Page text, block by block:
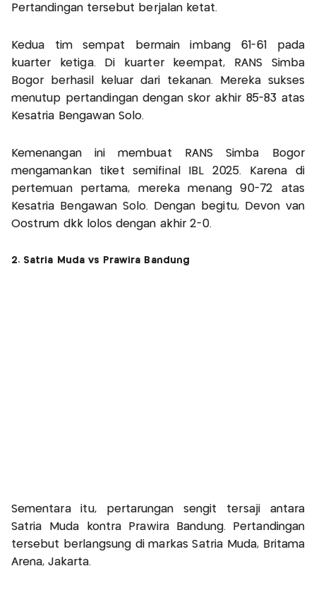
Pertandingan tersebut berjalan ketat.
Kedua tim sempat bermain imbang 61-61 pada
kuarter ketiga. Di kuarter keempat, RANS Simba
Bogor berhasil keluar dari tekanan. Mereka sukses
menutup pertandingan dengan skor akhir 85-83 atas
Kesatria Bengawan Solo.
Kemenangan ini membuat RANS Simba Bogor
mengamankan tiket semifinal IBL 2025. Karena di
pertemuan pertama, mereka menang 90-72 atas
Kesatria Bengawan Solo. Dengan begitu, Devon van
Oostrum dkk lolos dengan akhir 2-0.
2. Satria Muda vs Prawira Bandung
Sementara itu, pertarungan sengit tersaji antara
Satria Muda kontra Prawira Bandung. Pertandingan
tersebut berlangsung di markas Satria Muda, Britama
Arena, Jakarta.